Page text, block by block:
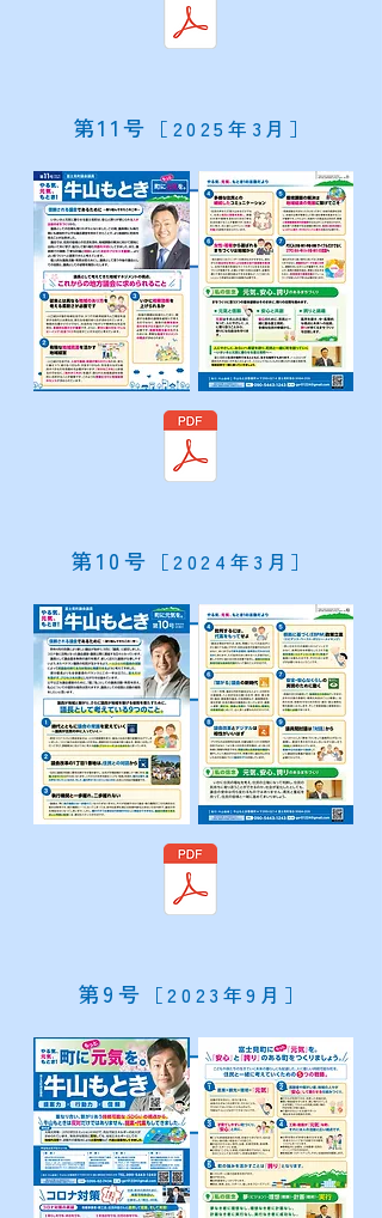
​第11号 ［2025年3月］
​第10号 ［2024年3月］
​第9号 ［2023年9月］